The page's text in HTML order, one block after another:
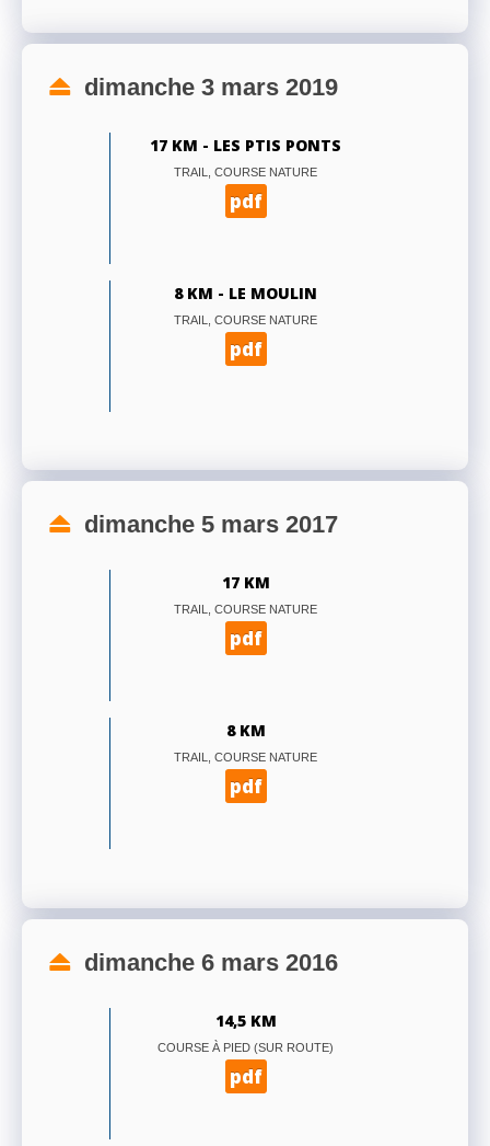
dimanche 3 mars 2019
17 KM - LES PTIS PONTS
TRAIL, COURSE NATURE
pdf
8 KM - LE MOULIN
TRAIL, COURSE NATURE
pdf
dimanche 5 mars 2017
17 KM
TRAIL, COURSE NATURE
pdf
8 KM
TRAIL, COURSE NATURE
pdf
dimanche 6 mars 2016
14,5 KM
COURSE À PIED (SUR ROUTE)
pdf